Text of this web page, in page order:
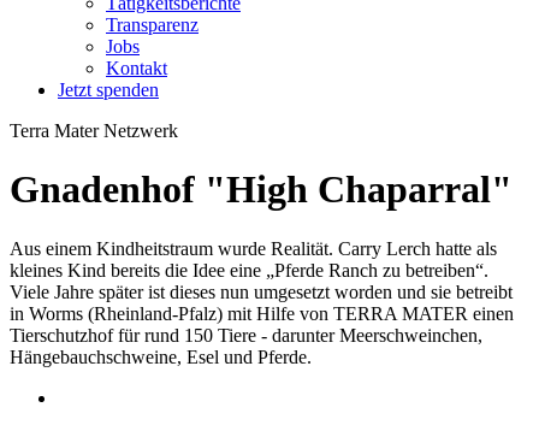
Transparenz
Jobs
Kontakt
Jetzt spenden
Terra Mater Netzwerk
Gnadenhof "High Chaparral"
Aus einem Kindheitstraum wurde Realität. Carry Lerch hatte als
kleines Kind bereits die Idee eine „Pferde Ranch zu betreiben“.
Viele Jahre später ist dieses nun umgesetzt worden und sie betreibt
in Worms (Rheinland-Pfalz) mit Hilfe von TERRA MATER einen
Tierschutzhof für rund 150 Tiere - darunter Meerschweinchen,
Hängebauchschweine, Esel und Pferde.